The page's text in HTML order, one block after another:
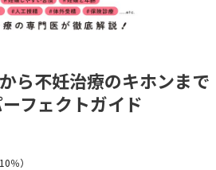
ら不妊治療のキホンまで
フェクトガイド
％）